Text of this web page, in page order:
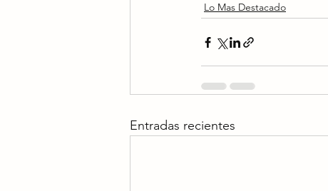
Lo Mas Destacado
Entradas recientes